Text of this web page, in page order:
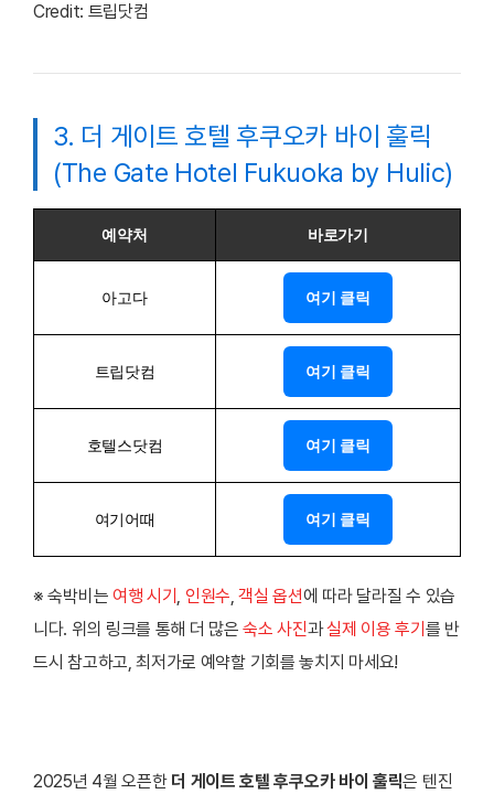
Credit: 트립닷컴
3. 더 게이트 호텔 후쿠오카 바이 훌릭
(The Gate Hotel Fukuoka by Hulic)
예약처 바로가기
아고다 여기 클릭
트립닷컴 여기 클릭
호텔스닷컴 여기 클릭
여기어때 여기 클릭
※ 숙박비는 여행 시기 , 인원수, 객실 옵션에 따라 달라질 수 있습
니다. 위의 링크를 통해 더 많은 숙소 사진과실제 이용 후기 를 반
드시 참고하고, 최저가로 예약할 기회를 놓치지 마세요!
2025년 4월 오픈한 더 게이트 호텔 후쿠오카 바이 훌릭은 텐진